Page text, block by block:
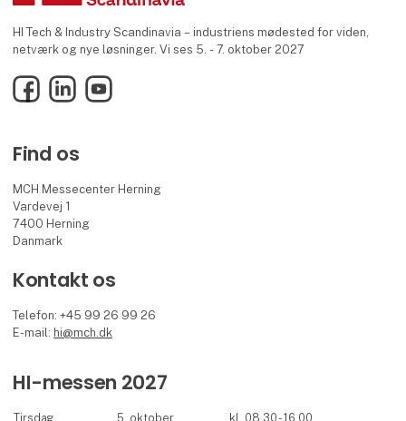
HI Tech & Industry Scandinavia – industriens mødested for viden,
netværk og nye løsninger. Vi ses 5. - 7. oktober 2027
FacebookLinkedInYouTube
Find os
MCH Messecenter Herning
Vardevej 1
7400 Herning
Danmark
Kontakt os
Telefon: +45 99 26 99 26
E-mail: hi@mch.dk
HI-messen 2027
Tirsdag 5. oktober kl. 08.30 - 16.00